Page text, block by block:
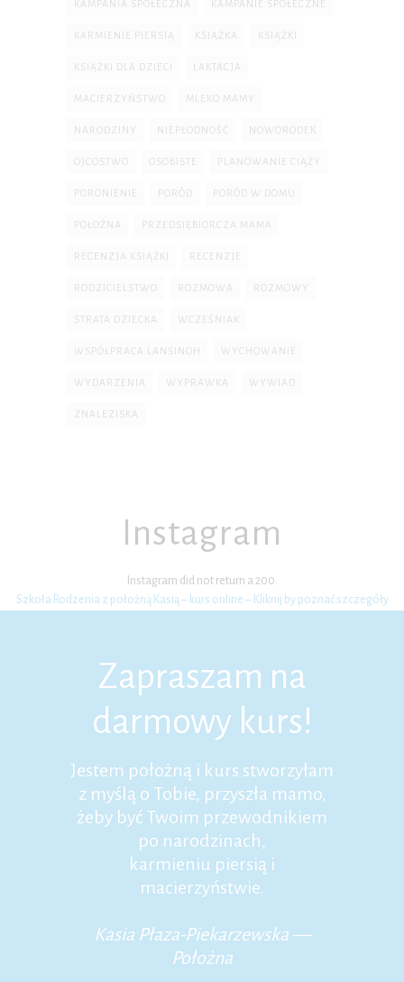
KAMPANIA SPOŁECZNA KAMPANIE SPOŁECZNE
KARMIENIE PIERSIĄ KSIĄŻKA KSIĄŻKI
KSIĄŻKI DLA DZIECI LAKTACJA
MACIERZYŃSTWO MLEKO MAMY
NARODZINY NIEPŁODNOŚĆ NOWORODEK
OJCOSTWO OSOBISTE PLANOWANIE CIĄŻY
PORONIENIE PORÓD PORÓD W DOMU
POŁOŻNA PRZEDSIĘBIORCZA MAMA
RECENZJA KSIĄŻKI RECENZJE
RODZICIELSTWO ROZMOWA ROZMOWY
STRATA DZIECKA WCZEŚNIAK
WSPÓŁPRACA LANSINOH WYCHOWANIE
WYDARZENIA WYPRAWKA WYWIAD
ZNALEZISKA
Instagram
Instagram did not return a 200.
Szkoła Rodzenia z położną Kasią – kurs online – Kliknij by poznać szczegóły
Zapraszam na
darmowy kurs!
Jestem położną i kurs stworzyłam
z myślą o Tobie, przyszła mamo,
żeby być Twoim przewodnikiem
po narodzinach,
karmieniu piersią i
macierzyństwie.
Kasia Płaza-Piekarzewska —
Położna